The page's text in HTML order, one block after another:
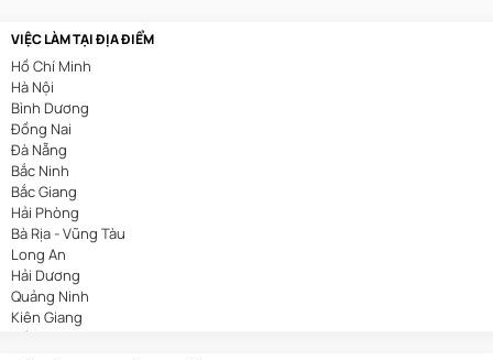
VIỆC LÀM TẠI ĐỊA ĐIỂM
Hồ Chí Minh
Hà Nội
Bình Dương
Đồng Nai
Đà Nẵng
Bắc Ninh
Bắc Giang
Hải Phòng
Bà Rịa - Vũng Tàu
Long An
Hải Dương
Quảng Ninh
Kiên Giang
Cần Thơ